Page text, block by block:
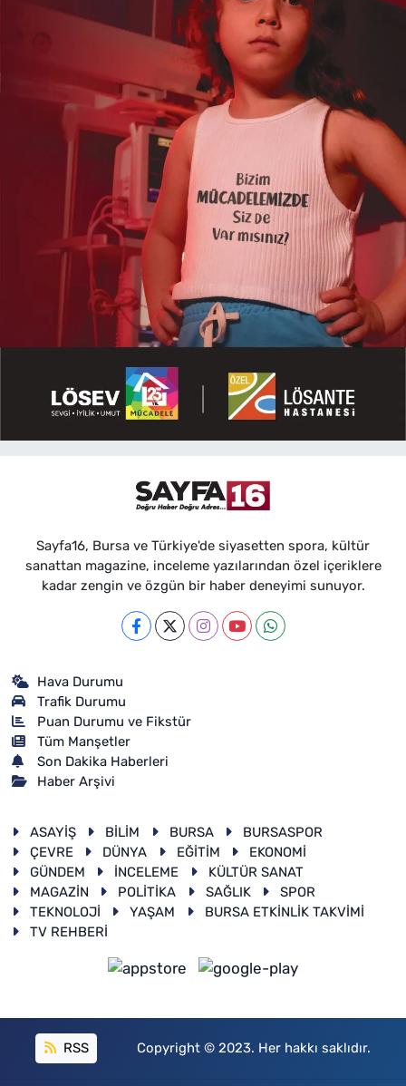
Sayfa16, Bursa ve Türkiye'de siyasetten spora, kültür
sanattan magazine, inceleme yazılarından özel içeriklere
kadar zengin ve özgün bir haber deneyimi sunuyor.
Hava Durumu
Trafik Durumu
Puan Durumu ve Fikstür
Tüm Manşetler
Son Dakika Haberleri
Haber Arşivi
ASAYİŞ BİLİM BURSA
BURSASPOR
ÇEVRE
DÜNYA EĞİTİM
EKONOMİ
GÜNDEM
İNCELEME
KÜLTÜR SANAT
MAGAZİN
POLİTİKA SAĞLIK
SPOR
TEKNOLOJİ
YAŞAM
BURSA ETKİNLİK TAKVİMİ
TV REHBERİ
RSS Copyright © 2023. Her hakkı saklıdır.